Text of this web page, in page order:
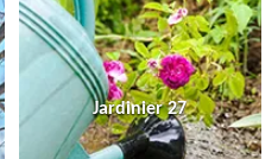
Jardinier 27